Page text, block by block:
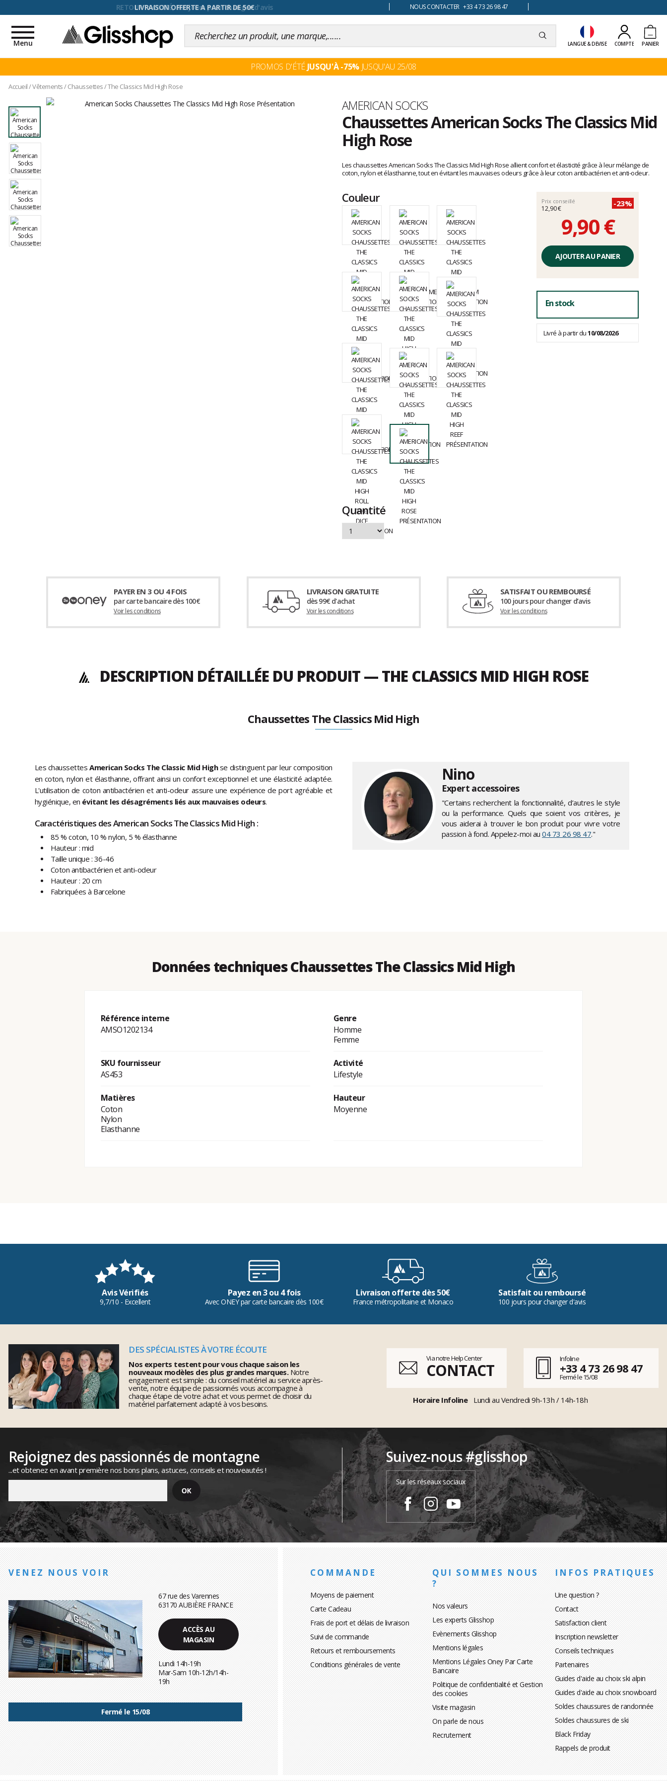
RETOUR FACILITÉ, 100 jours pour changer d'avis NOUS CONTACTER +33 4 73 26 98 47
LANGUE & DEVISE COMPTE PANIER
Toggle
navigation
Menu
PROMOS D'ÉTÉ JUSQU'À -75%JUSQU'AU 25/08
Accueil/Vêtements/Chaussettes/The Classics Mid High Rose
Marque
AMERICAN SOCKS
Chaussettes American Socks The Classics Mid
High Rose
avis
clients
Les chaussettes American Socks The Classics Mid High Rose allient confort et élasticité grâce à leur mélange de
coton, nylon et élasthanne, tout en évitant les mauvaises odeurs grâce à leur coton antibactérien et anti-odeur.
Couleur
Quantité
Prix conseillé
12,90 €
-23%
9,90 €
Prix
unitaire,
hors
frais
AJOUTER AU PANIER
En stock
Livré à partir du10/08/2026
PAYER EN 3 OU 4 FOIS
par carte bancaire dès 100€
Voir les conditions
LIVRAISON GRATUITE
dès 99€ d'achat
Voir les conditions
SATISFAIT OU REMBOURSÉ
100 jours pour changer d’avis
Voir les conditions
DESCRIPTION DÉTAILLÉE DU PRODUIT — THE CLASSICS MID HIGH ROSE
Chaussettes The Classics Mid High
Les chaussettesAmerican Socks The Classic Mid Highse distinguent par leur composition
en coton, nylon et élasthanne, offrant ainsi un confort exceptionnel et une élasticité adaptée.
L'utilisation de coton antibactérien et anti-odeur assure une expérience de port agréable et
hygiénique, en évitant les désagréments liés aux mauvaises odeurs.
Caractéristiques des American Socks The Classics Mid High :
85 % coton, 10 % nylon, 5 % élasthanne
Hauteur : mid
Taille unique : 36-46
Coton antibactérien et anti-odeur
Hauteur : 20 cm
Fabriquées à Barcelone
Nino
Expert accessoires
"Certains recherchent la fonctionnalité, d’autres le style
ou la performance. Quels que soient vos critères, je
vous aiderai à trouver le bon produit pour vivre votre
passion à fond. Appelez-moi au 04 73 26 98 47."
Données techniques Chaussettes The Classics Mid High
Référence interne
AMSO1202134
Genre
Homme
Femme
SKU fournisseur
AS453
Activité
Lifestyle
Matières
Coton
Nylon
Elasthanne
Hauteur
Moyenne
Avis Vérifiés
9,7/10 - Excellent
Payez en 3 ou 4 fois
Avec ONEY par carte bancaire dès 100€
Livraison offerte dès 50€
France métropolitaine et Monaco
Satisfait ou remboursé
100 jours pour changer d'avis
DES SPÉCIALISTES À VOTRE ÉCOUTE
Nos experts testent pour vous chaque saison les
nouveaux modèles des plus grandes marques.Notre
engagement est simple : du conseil matériel au service après-
vente, notre équipe de passionnés vous accompagne à
chaque étape de votre achat et vous permet de choisir du
matériel parfaitement adapté à vos besoins.
Via notre Help Center
CONTACT
Infoline
+33 4 73 26 98 47
Fermé le 15/08
Horaire Infoline Lundi au Vendredi 9h-13h / 14h-18h
Rejoignez des passionnés de montagne
...et obtenez en avant première nos bons plans, astuces, conseils et nouveautés !
Suivez-nous #glisshop
Sur les réseaux sociaux
VENEZ NOUS VOIR
67 rue des Varennes
63170 AUBIÈRE FRANCE
ACCÈS AU
MAGASIN
Lundi 14h-19h
Mar-Sam 10h-12h/14h-
19h
Fermé le 15/08
COMMANDE
Moyens de paiement
Carte Cadeau
Frais de port et délais de livraison
Suivi de commande
Retours et remboursements
Conditions générales de vente
QUI SOMMES NOUS
?
Nos valeurs
Les experts Glisshop
Evènements Glisshop
Mentions légales
Mentions Légales Oney Par Carte
Bancaire
Politique de confidentialité et Gestion
des cookies
Visite magasin
On parle de nous
Recrutement
INFOS PRATIQUES
Une question ?
Contact
Satisfaction client
Inscription newsletter
Conseils techniques
Partenaires
Guides d'aide au choix ski alpin
Guides d'aide au choix snowboard
Soldes chaussures de randonnée
Soldes chaussures de ski
Black Friday
Rappels de produit